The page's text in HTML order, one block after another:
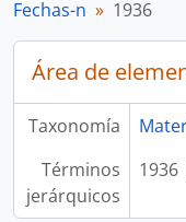
Fechas-n 1936
Área de
Taxonomía
Términos
jerárquicos
1936